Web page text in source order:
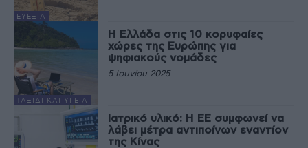
ΕΥΕΞΊΑ
ΤΑΞΊΔΙ ΚΑΙ ΥΓΕΊΑ
Η Ελλάδα στις 10 κορυφαίες
χώρες της Ευρώπης για
ψηφιακούς νομάδες
5 Ιουνίου 2025
Ιατρικό υλικό: Η ΕΕ συμφωνεί να
λάβει μέτρα αντιποίνων εναντίον
της Κίνας